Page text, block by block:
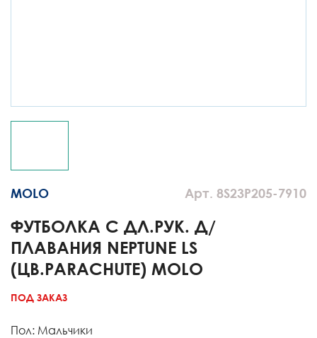
Арт. 8S23P205-7910
MOLO
ФУТБОЛКА С ДЛ.РУК. Д/
ПЛАВАНИЯ NEPTUNE LS
(ЦВ.PARACHUTE) MOLO
ПОД ЗАКАЗ
Пол: Мальчики